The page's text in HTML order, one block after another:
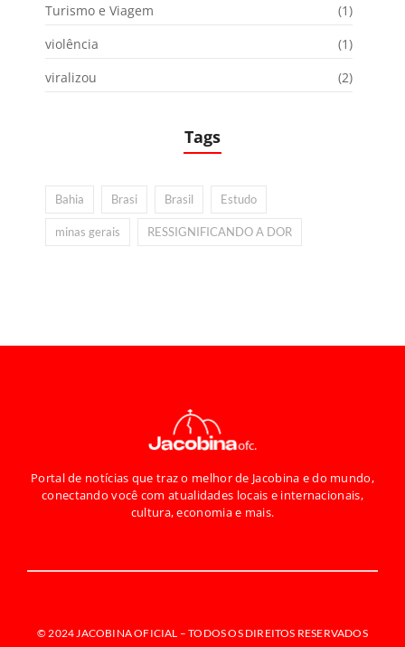
Turismo e Viagem
(1)
violência
(1)
viralizou
(2)
Tags
Bahia Brasi Brasil Estudo
minas gerais RESSIGNIFICANDO A DOR
Portal de notícias que traz o melhor de Jacobina e do mundo,
conectando você com atualidades locais e internacionais,
cultura, economia e mais.
© 2024 JACOBINA OFICIAL –TODOS OS DIREITOS RESERVADOS